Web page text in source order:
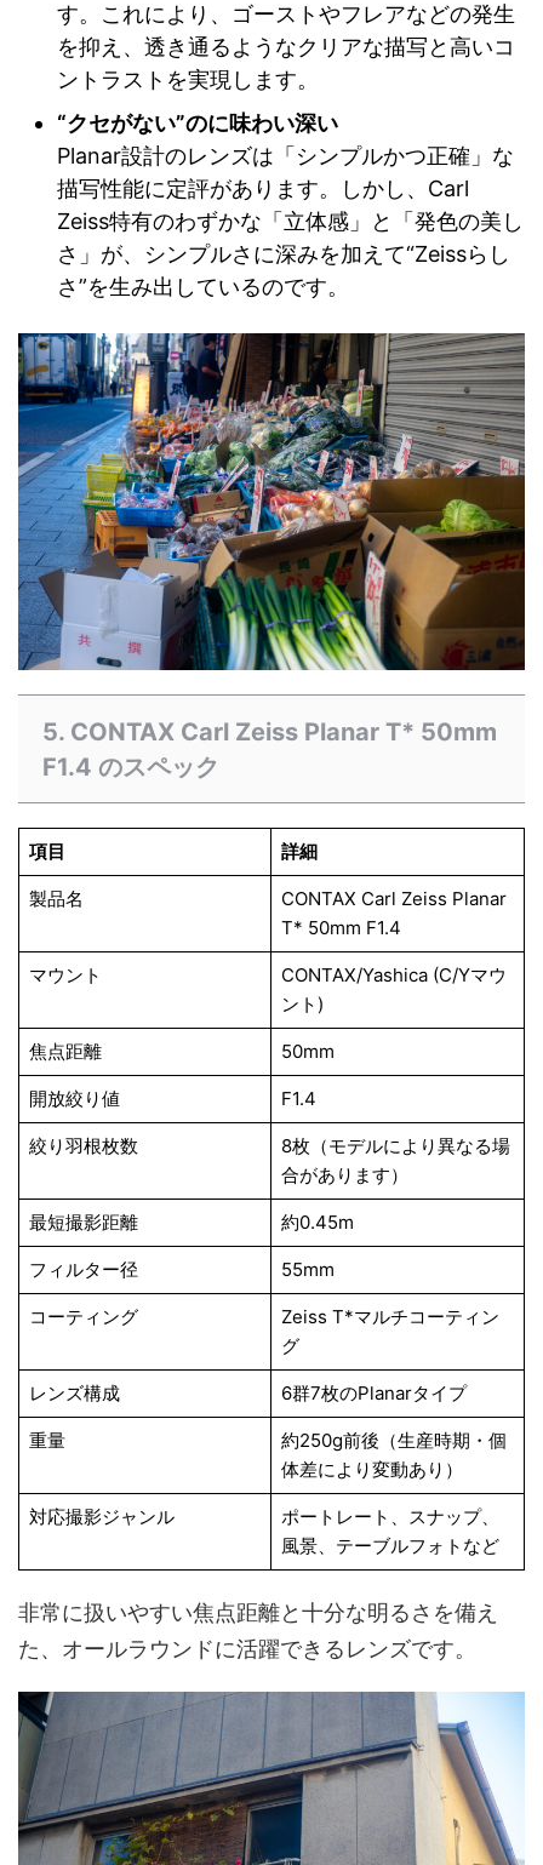
す。これにより、ゴーストやフレアなどの発生
を抑え、透き通るようなクリアな描写と高いコ
ントラストを実現します。
“クセがない”のに味わい深い
Planar設計のレンズは「シンプルかつ正確」な
描写性能に定評があります。しかし、Carl
Zeiss特有のわずかな「立体感」と「発色の美し
さ」が、シンプルさに深みを加えて“Zeissらし
さ”を生み出しているのです。
5. CONTAX Carl Zeiss Planar T* 50mm
F1.4 のスペック
項目 詳細
製品名
CONTAX Carl Zeiss Planar
T* 50mm F1.4
マウント
CONTAX/Yashica (C/Yマウ
ント)
焦点距離 50mm
開放絞り値 F1.4
絞り羽根枚数
8枚（モデルにより異なる場
合があります）
最短撮影距離 約0.45m
フィルター径 55mm
コーティング
Zeiss T*マルチコーティン
グ
レンズ構成 6群7枚のPlanarタイプ
重量
約250g前後（生産時期・個
体差により変動あり）
対応撮影ジャンル
ポートレート、スナップ、
風景、テーブルフォトなど
非常に扱いやすい焦点距離と十分な明るさを備え
た、オールラウンドに活躍できるレンズです。